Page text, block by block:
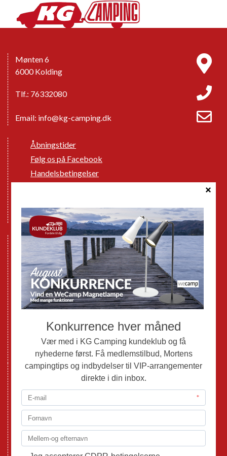
Mønten 6
6000 Kolding
Tlf.: 76332080
Email: info@kg-camping.dk
Åbningstider
Følg os på Facebook
Handelsbetingelser
GPDR - Optagelse af foto og video
Nye Campingvogne
Nye Autocampere og Vans
Brugte Campingvogne
Brugte Autocampere og Vans
Webshop
Mortens Campingtips
KG Camping Kundeklub
Nyheder
Adria
Adria Autocampere
Eriba
Fendt
Hobby